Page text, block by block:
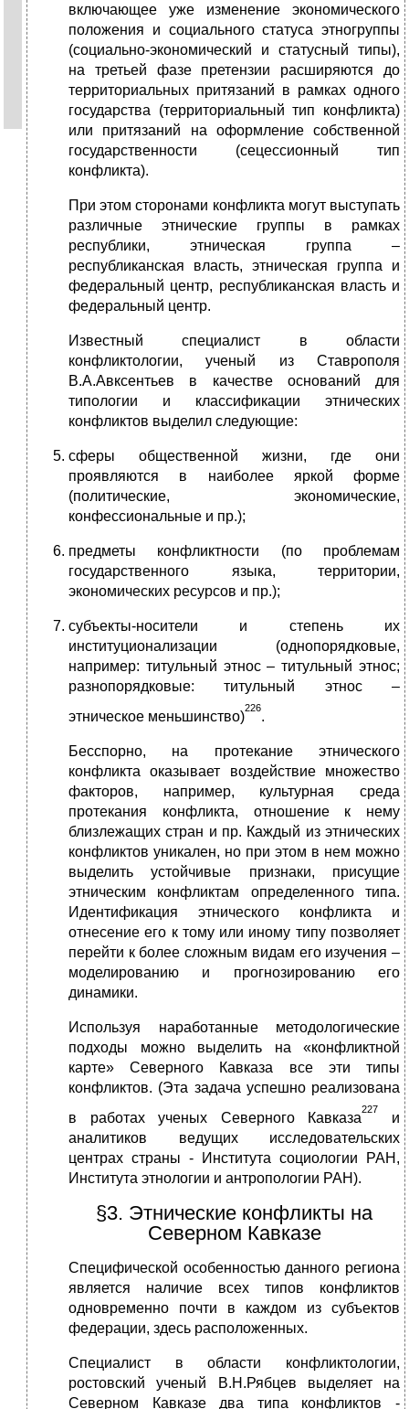
включающее уже изменение экономического
положения и социального статуса этногруппы
(социально-экономический и статусный типы),
на третьей фазе претензии расширяются до
территориальных притязаний в рамках одного
государства (территориальный тип конфликта)
или притязаний на оформление собственной
государственности (сецессионный тип
конфликта).
При этом сторонами конфликта могут выступать
различные этнические группы в рамках
республики, этническая группа –
республиканская власть, этническая группа и
федеральный центр, республиканская власть и
федеральный центр.
Известный специалист в области
конфликтологии, ученый из Ставрополя
В.А.Авксентьев в качестве оснований для
типологии и классификации этнических
конфликтов выделил следующие:
сферы общественной жизни, где они
проявляются в наиболее яркой форме
(политические, экономические,
конфессиональные и пр.);
предметы конфликтности (по проблемам
государственного языка, территории,
экономических ресурсов и пр.);
субъекты-носители и степень их
институционализации (однопорядковые,
например: титульный этнос – титульный этнос;
разнопорядковые: титульный этнос –
этническое меньшинство)
226
.
Бесспорно, на протекание этнического
конфликта оказывает воздействие множество
факторов, например, культурная среда
протекания конфликта, отношение к нему
близлежащих стран и пр. Каждый из этнических
конфликтов уникален, но при этом в нем можно
выделить устойчивые признаки, присущие
этническим конфликтам определенного типа.
Идентификация этнического конфликта и
отнесение его к тому или иному типу позволяет
перейти к более сложным видам его изучения –
моделированию и прогнозированию его
динамики.
Используя наработанные методологические
подходы можно выделить на «конфликтной
карте» Северного Кавказа все эти типы
конфликтов. (Эта задача успешно реализована
в работах ученых Северного Кавказа
227
и
аналитиков ведущих исследовательских
центрах страны - Института социологии РАН,
Института этнологии и антропологии РАН).
§3. Этнические конфликты на
Северном Кавказе
Специфической особенностью данного региона
является наличие всех типов конфликтов
одновременно почти в каждом из субъектов
федерации, здесь расположенных.
Специалист в области конфликтологии,
ростовский ученый В.Н.Рябцев выделяет на
Северном Кавказе два типа конфликтов -